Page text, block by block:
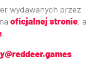
wydawanych przez
oficjalnej stronie, a
.